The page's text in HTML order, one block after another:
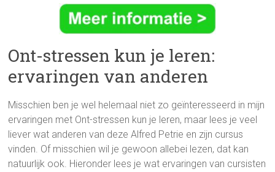
Ont-stressen kun je leren:
ervaringen van anderen
Misschien ben je wel helemaal niet zo geïnteresseerd in mijn
ervaringen met Ont-stressen kun je leren, maar lees je veel
liever wat anderen van deze Alfred Petrie en zijn cursus
vinden. Of misschien wil je gewoon allebei lezen, dat kan
natuurlijk ook. Hieronder lees je wat ervaringen van cursisten